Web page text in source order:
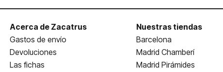
Acerca de Zacatrus
Gastos de envío
Devoluciones
Las fichas
Nuestras tiendas
Barcelona
Madrid Chamberí
Madrid Pirámides